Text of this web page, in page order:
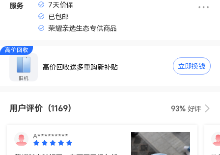
服务
7天价保
已包邮
荣耀亲选生态专供商品
高价回收
旧机
高价回收送多重购新补贴 立即换钱
用户评价 （1169） 93% 好评
A*********